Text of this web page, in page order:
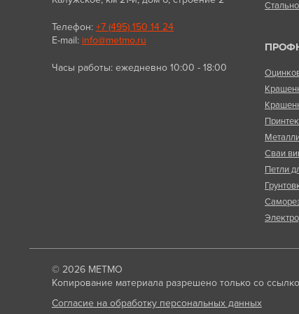
Телефон: +7 (495) 150 14 24
E-mail: info@metmo.ru
Часы работы: ежедневно 10:00 - 18:00
Принтек
Сваи
Петли
© 2026 МЕТМО
Копирование материала разрешено только со
Согласие на обработку персональных данных